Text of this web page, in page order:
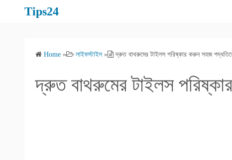
Tips24
Home » লাইফস্টাইল » দ্রুত বাথরুমের টাইলস পরিষ্কার করুন সহজ
দ্রুত বাথরুমের টাইলস